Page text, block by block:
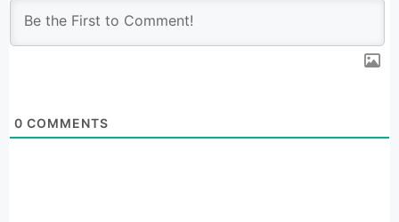
0 COMMENTS